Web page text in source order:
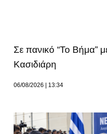
Σε πανικό “Το Βήμα”
Κασιδιάρη
06/08/2026 13:34